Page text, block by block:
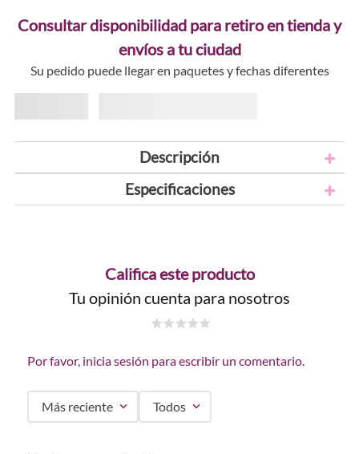
Consultar disponibilidad para retiro en tienda y
envíos a tu ciudad
Su pedido puede llegar en paquetes y fechas diferentes
Descripción
Especificaciones
Califica este producto
Tu opinión cuenta para nosotros
Por favor, inicia sesión para escribir un comentario.
Más reciente Todos